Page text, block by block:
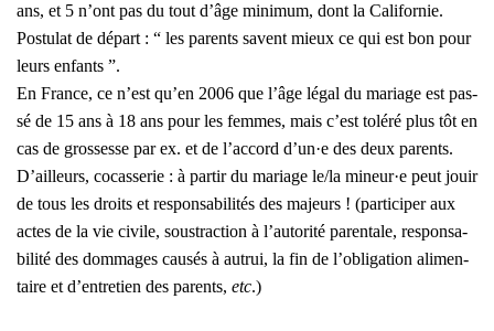
ans, et 5 n’ont pas du tout d’âge mini­mum, dont la Cali­for­nie.
Pos­tu­lat de départ : “ les parents savent mieux ce qui est bon pour
leurs enfants ”.
En France, ce n’est qu’en 2006 que l’âge légal du mariage est pas­
sé de 15 ans à 18 ans pour les femmes, mais c’est tolé­ré plus tôt en
cas de gros­sesse par ex. et de l’ac­cord d’un·e des deux parents.
D’ailleurs, cocas­se­rie : à par­tir du mariage le/la mineur·e peut jouir
de tous les droits et res­pon­sa­bi­li­tés des majeurs ! (par­ti­ci­per aux
actes de la vie civile, sous­trac­tion à l’autorité paren­tale, res­pon­sa­
bi­li­té des dom­mages cau­sés à autrui, la fin de l’obligation ali­men­
taire et d’entretien des parents, etc.)